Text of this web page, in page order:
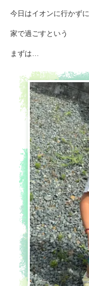
今日はイオンに行かずに
家で過ごすという
まずは…